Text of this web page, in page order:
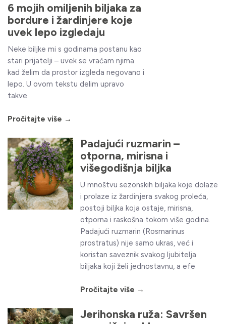
6 mojih omiljenih biljaka za
bordure i žardinjere koje
uvek lepo izgledaju
Neke biljke mi s godinama postanu kao
stari prijatelji – uvek se vraćam njima
kad želim da prostor izgleda negovano i
lepo. U ovom tekstu delim upravo
takve.
Pročitajte više →
Padajući ruzmarin –
otporna, mirisna i
višegodišnja biljka
U mnoštvu sezonskih biljaka koje dolaze
i prolaze iz žardinjera svakog proleća,
postoji biljka koja ostaje, mirisna,
otporna i raskošna tokom više godina.
Padajući ruzmarin (Rosmarinus
prostratus) nije samo ukras, već i
koristan saveznik svakog ljubitelja
biljaka koji želi jednostavnu, a efe
Pročitajte više →
Jerihonska ruža: Savršen